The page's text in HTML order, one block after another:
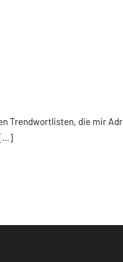
Trendwortlisten, die mir
[…]